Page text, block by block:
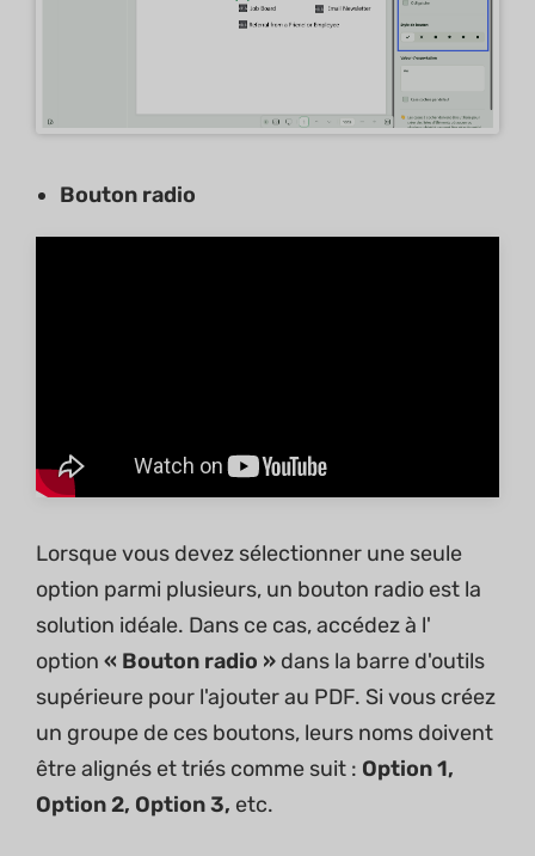
Bouton radio
Lorsque vous devez sélectionner une seule
option parmi plusieurs, un bouton radio est la
solution idéale. Dans ce cas, accédez à l'
option « Bouton radio » dans la barre d'outils
supérieure pour l'ajouter au PDF. Si vous créez
un groupe de ces boutons, leurs noms doivent
être alignés et triés comme suit : Option 1,
Option 2, Option 3, etc.